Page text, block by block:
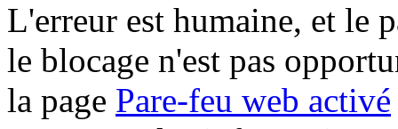
L'erreur est humaine, et le
le blocage n'est pas
la page Pare-feu web activé